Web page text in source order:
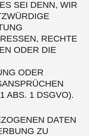
SEI DENN, WIR
RECHTE
ODER DIE
ODER
ABS. 1 DSGVO).
DATEN
ZU